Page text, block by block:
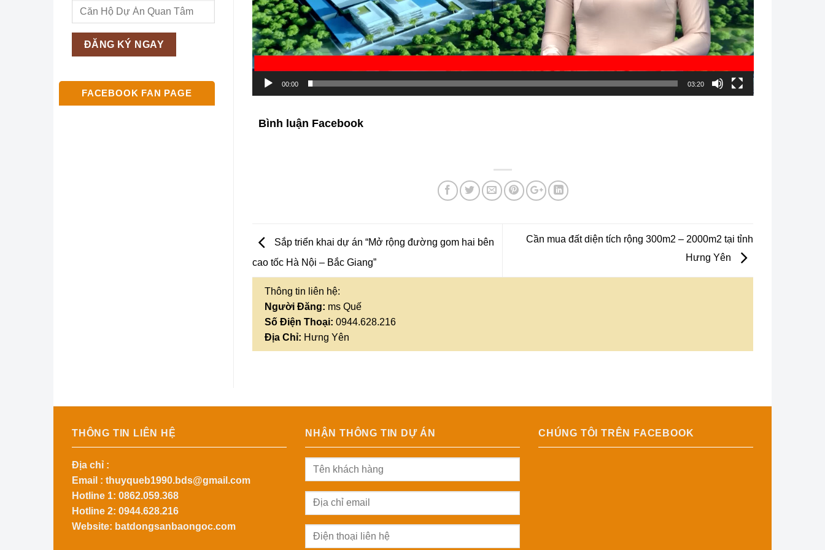
FACEBOOK FAN PAGE
00:00 03:20
Bình luận Facebook
Sắp triển khai dự án “Mở rộng đường gom hai bên
cao tốc Hà Nội – Bắc Giang”
Cần mua đất diện tích rộng 300m2 – 2000m2 tại tỉnh
Hưng Yên
Thông tin liên hệ:
Người Đăng: ms Quế
Số Điện Thoại: 0944.628.216
Địa Chỉ: Hưng Yên
THÔNG TIN LIÊN HỆ
Địa chỉ :
Email : thuyqueb1990.bds@gmail.com
Hotline 1: 0862.059.368
Hotline 2: 0944.628.216
Website: batdongsanbaongoc.com
NHẬN THÔNG TIN DỰ ÁN CHÚNG TÔI TRÊN FACEBOOK